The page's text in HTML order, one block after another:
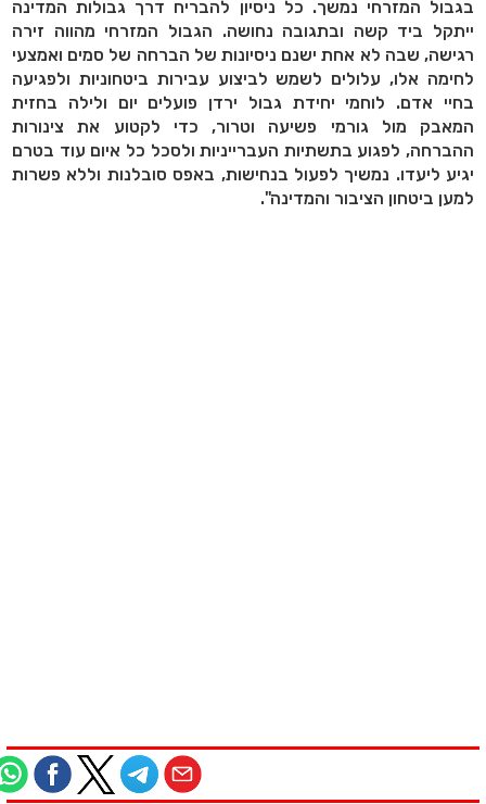
בגבול המזרחי נמשך. כל ניסיון להבריח דרך גבולות המדינה
ייתקל ביד קשה ובתגובה נחושה. הגבול המזרחי מהווה זירה
רגישה, שבה לא אחת ישנם ניסיונות של הברחה של סמים ואמצעי
לחימה אלו, עלולים לשמש לביצוע עבירות ביטחוניות ולפגיעה
בחיי אדם. לוחמי יחידת גבול ירדן פועלים יום ולילה בחזית
המאבק מול גורמי פשיעה וטרור, כדי לקטוע את צינורות
ההברחה, לפגוע בתשתיות העברייניות ולסכל כל איום עוד בטרם
יגיע ליעדו. נמשיך לפעול בנחישות, באפס סובלנות וללא פשרות
למען ביטחון הציבור והמדינה".